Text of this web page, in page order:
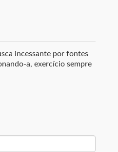
incessante por fontes
a, exercício sempre